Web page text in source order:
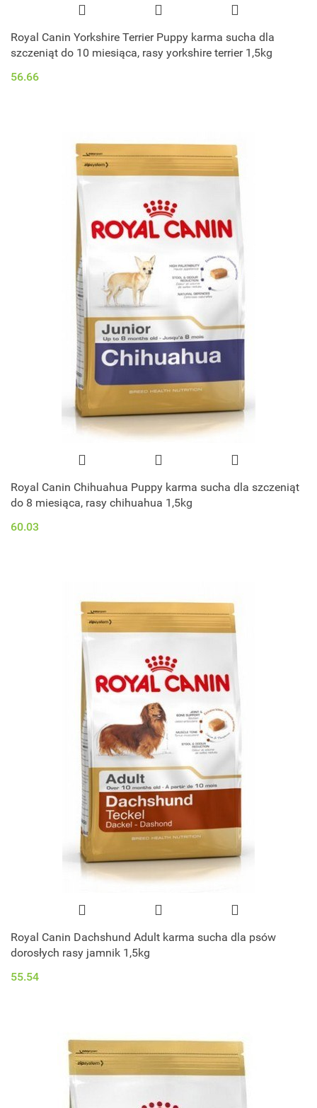
Royal Canin Yorkshire Terrier Puppy karma sucha dla
szczeniąt do 10 miesiąca, rasy yorkshire terrier 1,5kg
56.66
Royal Canin Chihuahua Puppy karma sucha dla szczeniąt
do 8 miesiąca, rasy chihuahua 1,5kg
60.03
Royal Canin Dachshund Adult karma sucha dla psów
dorosłych rasy jamnik 1,5kg
55.54